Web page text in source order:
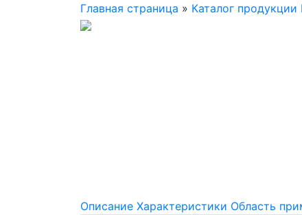
Главная страница » Каталог продукции
Описание Характеристики Область